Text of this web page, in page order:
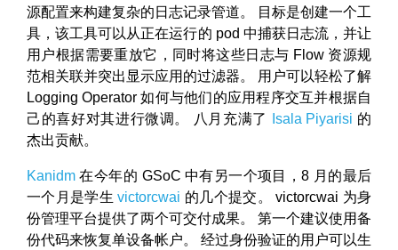
源配置来构建复杂的日志记录管道。 目标是创建一个工
具，该工具可以从正在运行的 pod 中捕获日志流，并让
用户根据需要重放它，同时将这些日志与 Flow 资源规
范相关联并突出显示应用的过滤器。 用户可以轻松了解
Logging Operator 如何与他们的应用程序交互并根据自
己的喜好对其进行微调。 八月充满了
Isala Piyarisi 的
杰出贡献。
Kanidm 在今年的 GSoC 中有另一个项目，8 月的最后
一个月是学生victorcwai 的几个提交。 victorcwai 为身
份管理平台提供了两个可交付成果。 第一个建议使用备
份代码来恢复单设备帐户。 经过身份验证的用户可以生